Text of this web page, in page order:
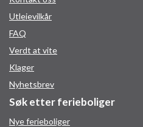
Utleievilkår
FAQ
Verdt at vite
Klager
Nyhetsbrev
Søk etter ferieboliger
Nye ferieboliger